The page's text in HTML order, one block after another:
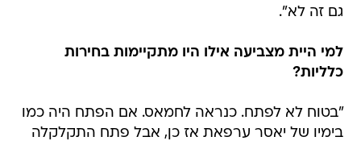
גם זה לא".
למי היית מצביעה אילו היו מתקיימות בחירות
כלליות?
"בטוח לא לפתח. כנראה לחמאס. אם הפתח היה כמו
בימיו של יאסר ערפאת אז כן, אבל פתח התקלקלה